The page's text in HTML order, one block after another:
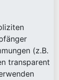
(z.B.
transparent